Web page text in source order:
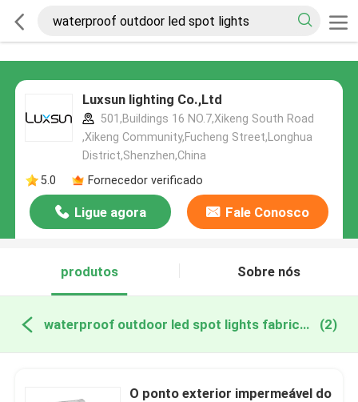
Luxsun lighting Co.,Ltd
501,Buildings 16 NO.7,Xikeng South Road
,Xikeng Community,Fucheng Street,Longhua
District,Shenzhen,China
5.0
Fornecedor verificado
Ligue agora Fale Conosco
produtos Sobre nós
waterproof outdoor led spot lights fabricação online (2)
O ponto exterior impermeável do